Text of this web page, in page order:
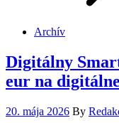
Archív
Digitálny
eur na
Posted
20. mája 2026 By